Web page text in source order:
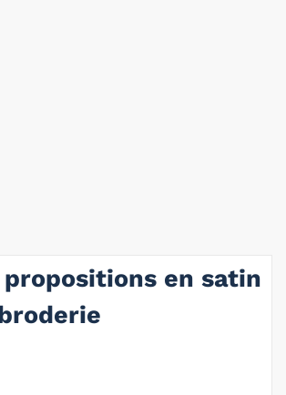
propositions en satin